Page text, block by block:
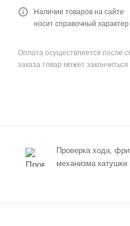
Наличие товаров на сайте
носит справочный характер
Оплата осуществляется после
заказа товар может
Проверка хода,
механизма катушки